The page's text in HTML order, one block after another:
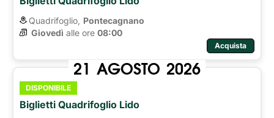
Quadrifoglio, Pontecagnano
Giovedì alle ore 08:00
Acquista
21 AGOSTO 2026
DISPONIBILE
Biglietti Quadrifoglio Lido